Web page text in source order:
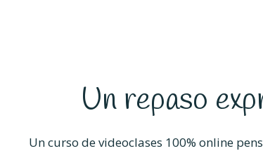
Un repaso
Un curso de videoclases 100% online